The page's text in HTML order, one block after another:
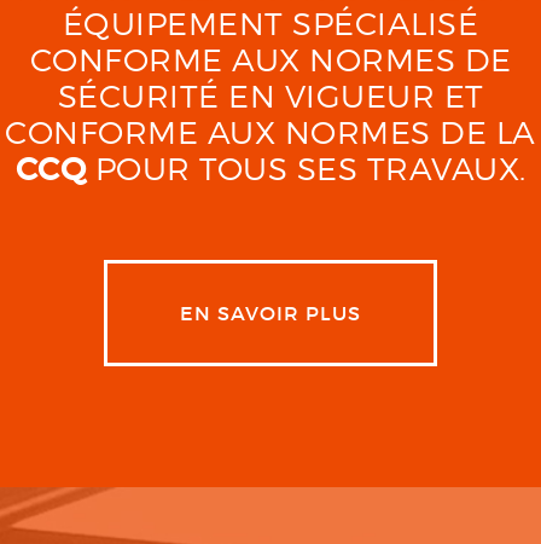
ÉQUIPEMENT SPÉCIALISÉ
CONFORME AUX NORMES DE
SÉCURITÉ EN VIGUEUR ET
CONFORME AUX NORMES DE LA
CCQPOUR TOUS SES TRAVAUX.
EN SAVOIR PLUS